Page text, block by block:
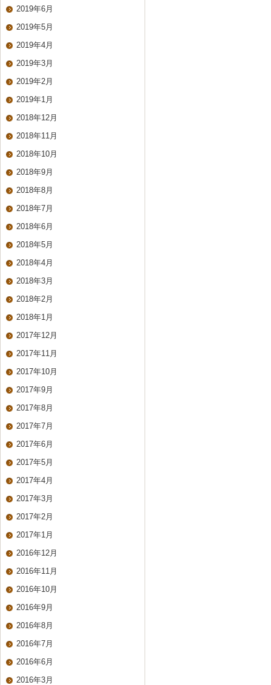
2019年6月
2019年5月
2019年4月
2019年3月
2019年2月
2019年1月
2018年12月
2018年11月
2018年10月
2018年9月
2018年8月
2018年7月
2018年6月
2018年5月
2018年4月
2018年3月
2018年2月
2018年1月
2017年12月
2017年11月
2017年10月
2017年9月
2017年8月
2017年7月
2017年6月
2017年5月
2017年4月
2017年3月
2017年2月
2017年1月
2016年12月
2016年11月
2016年10月
2016年9月
2016年8月
2016年7月
2016年6月
2016年3月